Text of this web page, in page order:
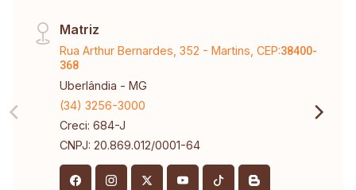
Matriz
Rua Arthur Bernardes, 352 - Martins, CEP:38400-
368
Uberlândia - MG
(34) 3256-3000
Creci: 684-J
CNPJ: 20.869.012/0001-64